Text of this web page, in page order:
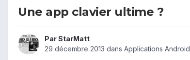
Une app clavier ultime ?
ParStarMatt
29 décembre 2013 dans Applications Android